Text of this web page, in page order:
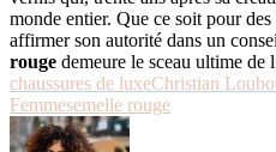
monde entier. Que ce soit pour des
affirmer son autorité dans un
rouge demeure le sceau ultime de
chaussures de luxeChristian
Femmesemelle rouge